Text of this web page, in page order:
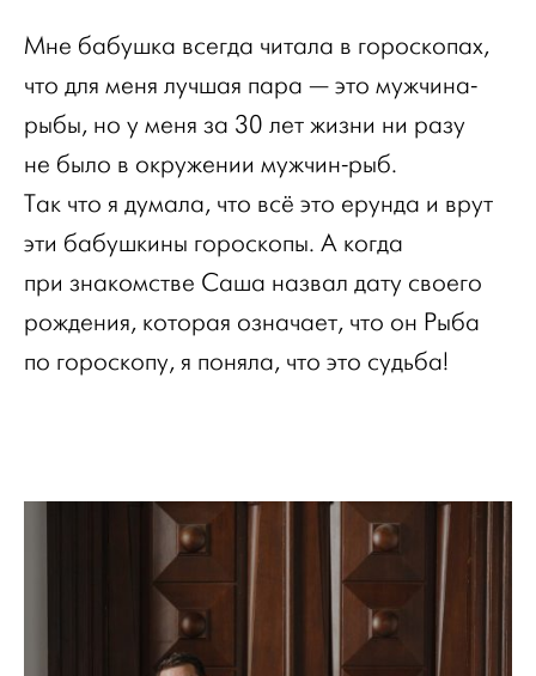
Мне бабушка всегда читала в гороскопах,
что для меня лучшая пара — это мужчина-
рыбы, но у меня за 30 лет жизни ни разу
не было в окружении мужчин-рыб.
Так что я думала, что всё это ерунда и врут
эти бабушкины гороскопы. А когда
при знакомстве Саша назвал дату своего
рождения, которая означает, что он Рыба
по гороскопу, я поняла, что это судьба!